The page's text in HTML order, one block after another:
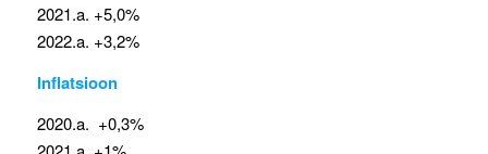
2021.a. +5,0%
2022.a. +3,2%
Inflatsioon
2020.a. +0,3%